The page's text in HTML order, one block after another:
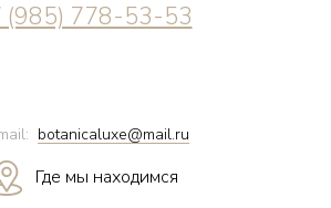
(985) 778-53-53
botanicaluxe@mail.ru
Где мы находимся